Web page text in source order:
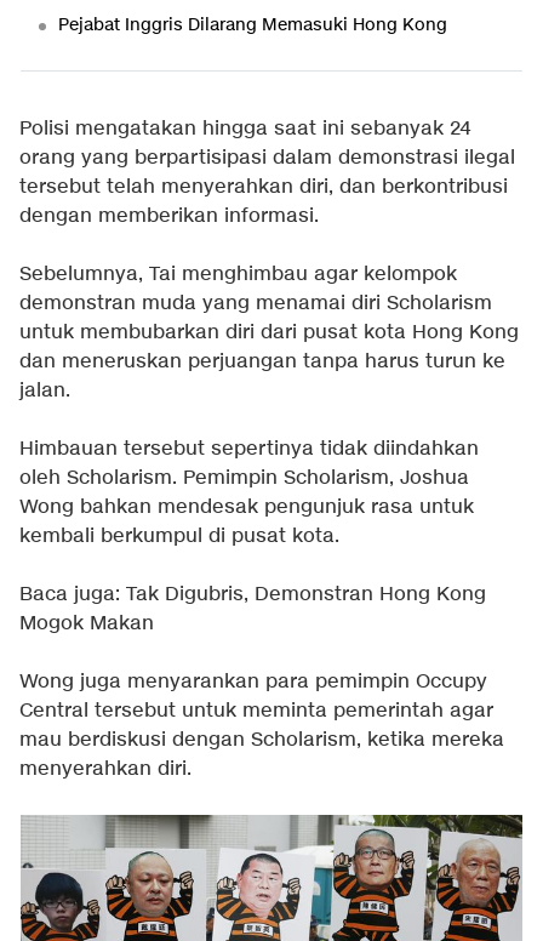
Pejabat Inggris Dilarang Memasuki Hong Kong
Polisi mengatakan hingga saat ini sebanyak 24
orang yang berpartisipasi dalam demonstrasi ilegal
tersebut telah menyerahkan diri, dan berkontribusi
dengan memberikan informasi.
Sebelumnya, Tai menghimbau agar kelompok
demonstran muda yang menamai diri Scholarism
untuk membubarkan diri dari pusat kota Hong Kong
dan meneruskan perjuangan tanpa harus turun ke
jalan.
Himbauan tersebut sepertinya tidak diindahkan
oleh Scholarism. Pemimpin Scholarism, Joshua
Wong bahkan mendesak pengunjuk rasa untuk
kembali berkumpul di pusat kota.
Baca juga: Tak Digubris, Demonstran Hong Kong
Mogok Makan
Wong juga menyarankan para pemimpin Occupy
Central tersebut untuk meminta pemerintah agar
mau berdiskusi dengan Scholarism, ketika mereka
menyerahkan diri.